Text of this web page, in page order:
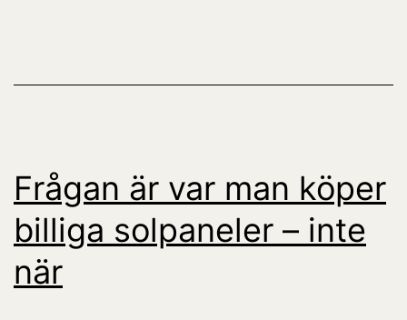
Frågan är var man köper
billiga solpaneler – inte
när